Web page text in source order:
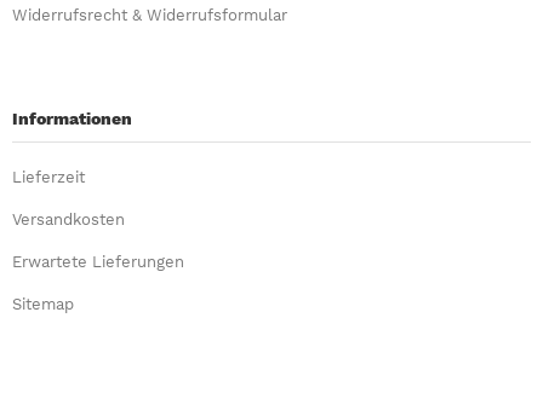
Widerrufsrecht & Widerrufsformular
Informationen
Lieferzeit
Versandkosten
Erwartete Lieferungen
Sitemap